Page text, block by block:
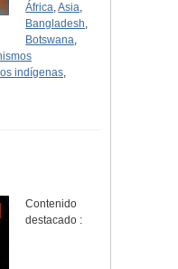
África,Asia,
Bangladesh,
Botswana,
indígenas,
Contenido
destacado :